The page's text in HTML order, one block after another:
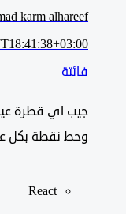
karm alhareef
07T18:41:38+03:00
جيب اي قطرة عين
وحط نقطة بكل عين 4 مرات باليوم
React